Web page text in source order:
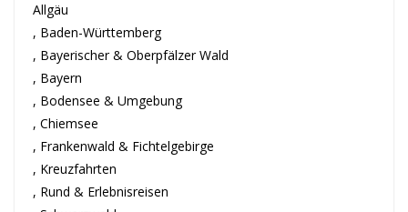
Allgäu
, Baden-Württemberg
, Bayerischer & Oberpfälzer Wald
, Bayern
, Bodensee & Umgebung
, Chiemsee
, Frankenwald & Fichtelgebirge
, Kreuzfahrten
, Rund & Erlebnisreisen